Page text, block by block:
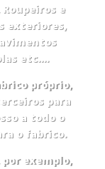
e
exteriores,
etc….
próprio,
para
a todo o
o fabrico.
exemplo,